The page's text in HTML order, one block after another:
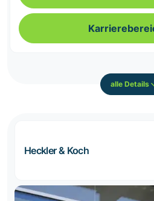
alle Details
Heckler & Koch